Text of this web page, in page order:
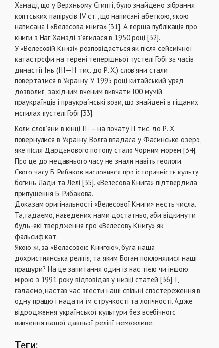
Хамаді, що у Верхньому Єгипті, було знайдено зібрання
коптських папірусів IV ст., що написані абеткою, якою
написана і «Велесова книга» [31]. А перша публікація про
книги з Наг Хамаді з’явилася в 1950 році [32].
У «Велесовій Книзі» розповідається як після сейсмічної
катастрофи на терені теперішньої пустелі Гобі за часів
династії Інь (III—II тис. до Р. X.) слов’яни стали
повертатися в Україну. У 1995 році китайський уряд
дозволив, західним вченим вивчати І00 мумій
праукраїнців і праукраїнські вози, що знайдені в піщаних
могилах пустелі Гобі [33].
Коли слов’яни в кінці III – на почату II тис. до Р. X.
повернулися в Україну, Волга впадала у Фасинське озеро,
яке після Дарданового потопу стало Чорним морем [34].
Про це до недавнього часу не знали навіть геологи.
Свого часу Б. Рибаков висловився про історичність культу
богинь Лади та Лелі [35]. «Велесова Книга» підтвердила
припущення Б. Рибакова.
Доказам оригінальності «Велесової Книги» нєсть числа.
Та, гадаємо, наведених нами достатньо, аби відкинути
будь-які твердження про «Велесову Книгу» як
фальсифікат.
Якою ж, за «Велесовою Книгою», була наша
дохристиянська релігія, та яким Богам поклонялися наші
пращури? На це запитання один із нас тією чи іншою
мірою з 1991 року відповідав у низці статей [36]. І,
гадаємо, настав час звести наші спільні спостереження в
одну працю і надати їм стрункості та логічності. Адже
відродження української культури без всебічного
вивчення нашої давньої релігії неможливе.
Теги: